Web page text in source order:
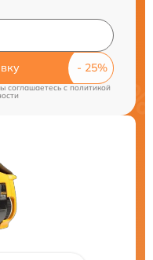
соглашаетесь cполитикой